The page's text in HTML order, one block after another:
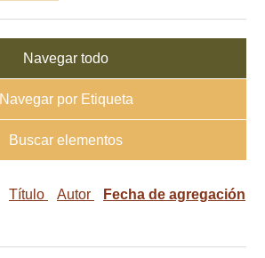
Navegar todo
Navegar por Etiqueta
Buscar elementos
Título Autor Fecha de agregación